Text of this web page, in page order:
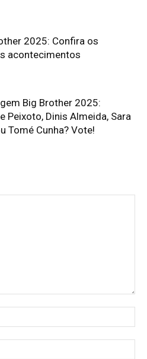
2025: Confira os
acontecimentos
Big Brother 2025:
Peixoto, Dinis Almeida, Sara
Tomé Cunha? Vote!